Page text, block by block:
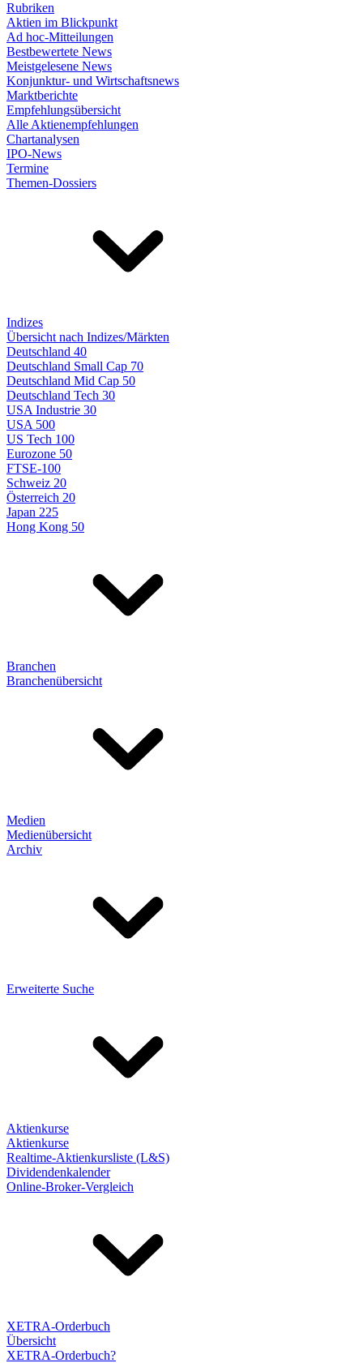
Rubriken
Aktien im Blickpunkt
Ad hoc-Mitteilungen
Bestbewertete News
Meistgelesene News
Konjunktur- und Wirtschaftsnews
Marktberichte
Empfehlungsübersicht
Alle Aktienempfehlungen
Chartanalysen
IPO-News
Termine
Themen-Dossiers
Indizes
Übersicht nach Indizes/Märkten
Deutschland 40
Deutschland Small Cap 70
Deutschland Mid Cap 50
Deutschland Tech 30
USA Industrie 30
USA 500
US Tech 100
Eurozone 50
FTSE-100
Schweiz 20
Österreich 20
Japan 225
Hong Kong 50
Branchen
Branchenübersicht
Medien
Medienübersicht
Archiv
Erweiterte Suche
Aktienkurse
Aktienkurse
Realtime-Aktienkursliste (L&S)
Dividendenkalender
Online-Broker-Vergleich
XETRA-Orderbuch
Übersicht
XETRA-Orderbuch?